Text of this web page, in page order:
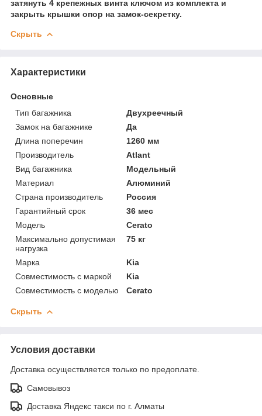
затянуть 4 крепежных винта ключом из комплекта и
закрыть крышки опор на замок-секретку.
Скрыть
Характеристики
Основные
Тип багажника
Двухреечный
Замок на багажнике
Да
Длина поперечин
1260 мм
Производитель
Atlant
Вид багажника
Модельный
Материал
Алюминий
Страна производитель
Россия
Гарантийный срок
36 мес
Модель
Cerato
Максимально допустимая
нагрузка
75 кг
Марка
Kia
Совместимость с маркой
Kia
Совместимость с моделью
Cerato
Скрыть
Условия доставки
Доставка осуществляется только по предоплате.
Самовывоз
Доставка Яндекс такси по г. Алматы